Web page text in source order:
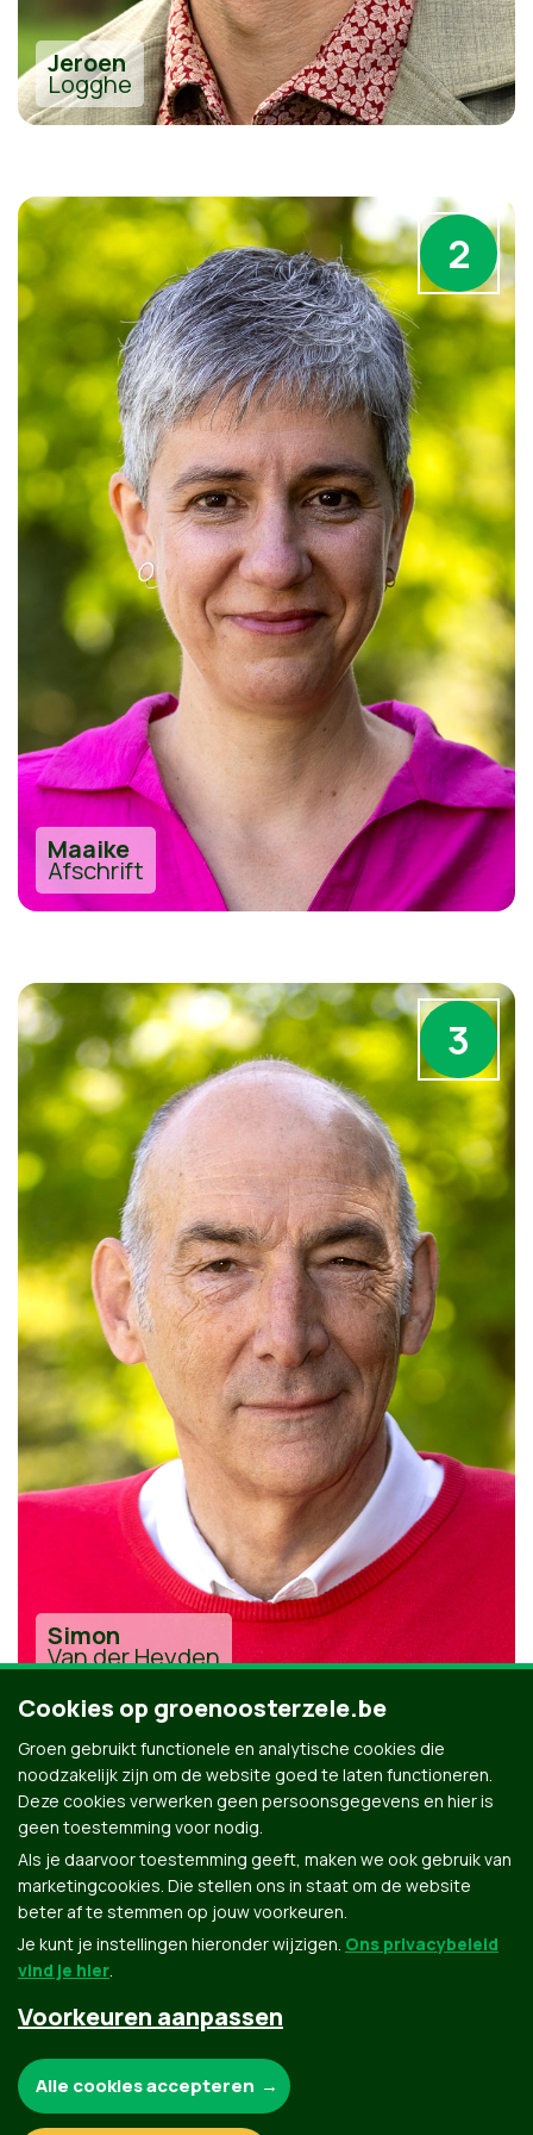
Jeroen
Logghe
2
Maaike
Afschrift
3
Simon
Van der Heyden
Alle kandidaten uit Oosterzele
Groen.be
Contact Privacybeleid
Cookies op groenoosterzele.be
Groen gebruikt functionele en analytische cookies die
noodzakelijk zijn om de website goed te laten functioneren.
Deze cookies verwerken geen persoonsgegevens en hier is
geen toestemming voor nodig.
Als je daarvoor toestemming geeft, maken we ook gebruik van
marketingcookies. Die stellen ons in staat om de website
beter af te stemmen op jouw voorkeuren.
Je kunt je instellingen hieronder wijzigen. Ons privacybeleid
vind je hier.
Voorkeuren aanpassen
Alle cookies accepteren